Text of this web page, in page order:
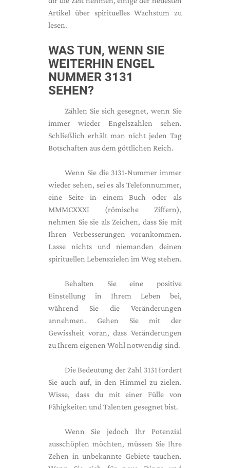
Artikel über spirituelles Wachstum zu
lesen.
WAS TUN, WENN SIE
WEITERHIN ENGEL
NUMMER 3131
SEHEN?
Zählen Sie sich gesegnet, wenn Sie
immer wieder Engelszahlen sehen.
Schließlich erhält man nicht jeden Tag
Botschaften aus dem göttlichen Reich.
Wenn Sie die 3131-Nummer immer
wieder sehen, sei es als Telefonnummer,
eine Seite in einem Buch oder als
MMMCXXXI (römische Ziffern),
nehmen Sie sie als Zeichen, dass Sie mit
Ihren Verbesserungen vorankommen.
Lasse nichts und niemanden deinen
spirituellen Lebenszielen im Weg stehen.
Behalten Sie eine positive
Einstellung in Ihrem Leben bei,
während Sie die Veränderungen
annehmen. Gehen Sie mit der
Gewissheit voran, dass Veränderungen
zu Ihrem eigenen Wohl notwendig sind.
Die Bedeutung der Zahl 3131 fordert
Sie auch auf, in den Himmel zu zielen.
Wisse, dass du mit einer Fülle von
Fähigkeiten und Talenten gesegnet bist.
Wenn Sie jedoch Ihr Potenzial
ausschöpfen möchten, müssen Sie Ihre
Zehen in unbekannte Gebiete tauchen.